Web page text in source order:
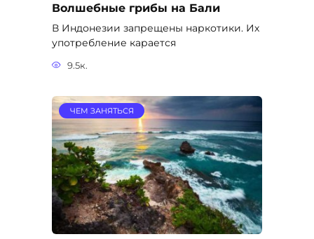
Волшебные грибы на Бали
В Индонезии запрещены наркотики. Их
употребление карается
9.5к.
ЧЕМ ЗАНЯТЬСЯ